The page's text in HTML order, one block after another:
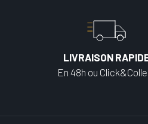
LIVRAISON
En 48h ou